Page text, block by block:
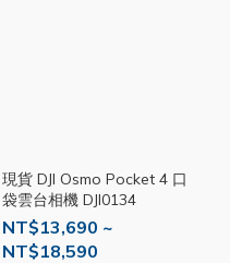
現貨 DJI Osmo Pocket 4 口
袋雲台相機 DJI0134
NT$13,690 ~
NT$18,590